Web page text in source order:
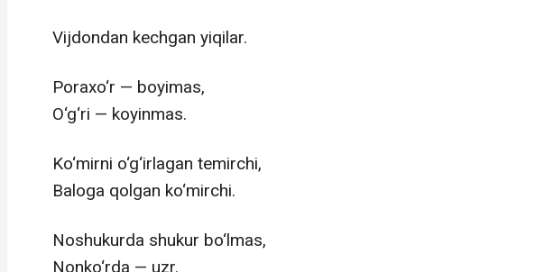
Vijdondan kechgan yiqilar.
Poraxo‘r — boyimas,
O‘g‘ri — koyinmas.
Ko‘mirni o‘g‘irlagan temirchi,
Baloga qolgan ko‘mirchi.
Noshukurda shukur bo‘lmas,
Nonko‘rda — uzr.